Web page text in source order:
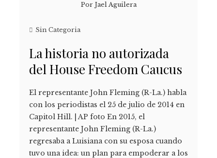
Por Jael Aguilera
Sin Categoria
La historia no autorizada
del House Freedom Caucus
El representante John Fleming (R-La.) habla
con los periodistas el 25 de julio de 2014 en
Capitol Hill. | AP foto En 2015, el
representante John Fleming (R-La.)
regresaba a Luisiana con su esposa cuando
tuvo una idea: un plan para empoderar a los